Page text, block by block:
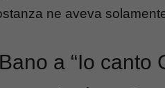
ne aveva
a “Io canto